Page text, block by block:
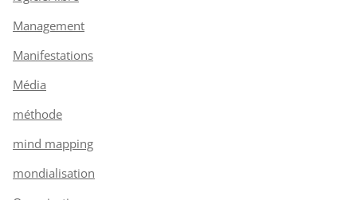
Management
Manifestations
Média
méthode
mind mapping
mondialisation